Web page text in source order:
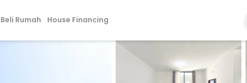
Beli Rumah House Financing